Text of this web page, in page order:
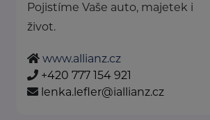
Pojistíme Vaše auto, majetek i
život.
www.allianz.cz
+420 777 154 921
lenka.lefler@iallianz.cz